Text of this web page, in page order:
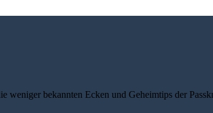
weniger bekannten Ecken und Geheimtips der